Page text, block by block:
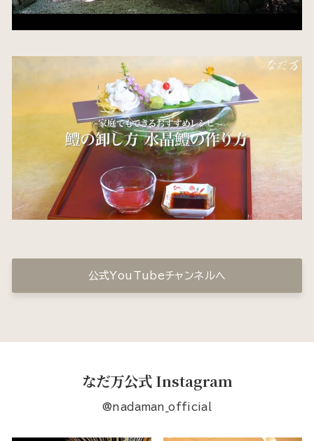
公式YouTubeチャンネルへ
なだ万公式 Instagram
@nadaman_official